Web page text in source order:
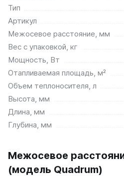
Тип
Артикул
Межосевое расстояние, мм
Вес с упаковкой, кг
Мощность, Вт
Отапливаемая площадь, м²
Объем теплоносителя, л
Высота, мм
Длина, мм
Глубина, мм
Межосевое
(модель Quadrum)